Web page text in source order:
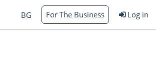
BG For The Business Log in